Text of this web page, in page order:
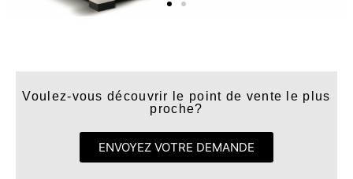
Voulez-vous découvrir le point de vente le plus
proche?
ENVOYEZ VOTRE DEMANDE